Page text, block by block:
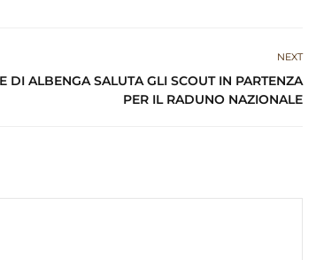
NEXT
DI ALBENGA SALUTA GLI SCOUT IN PARTENZA
PER IL RADUNO NAZIONALE